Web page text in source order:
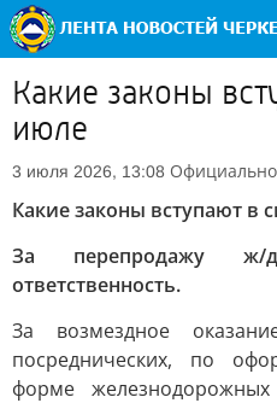
Какие законы
июле
3 июля 2026, 13:08 Официально
Какие законы вступают в
За перепродажу ж/
ответственность.
За возмездное
посреднических, по
форме